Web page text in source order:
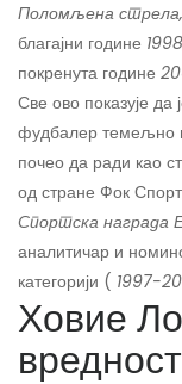
Поломљена стрела,
благајни године
покренута године
Све ово показује
фудбалер темељно
почео да ради као
од стране Фок
Спортска награда
аналитичар и
категорији ( 1997-
Ховие
вредност